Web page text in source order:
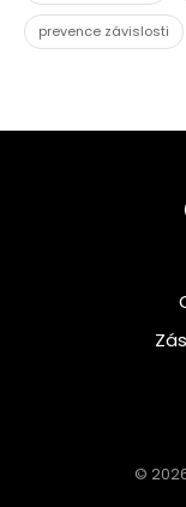
prevence závislosti
©